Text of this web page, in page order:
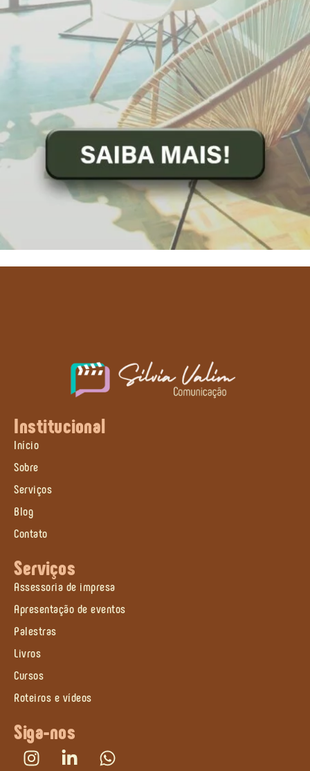
Institucional
Início
Sobre
Serviços
Blog
Contato
Serviços
Assessoria de impresa
Apresentação de eventos
Palestras
Livros
Cursos
Roteiros e vídeos
Siga-nos